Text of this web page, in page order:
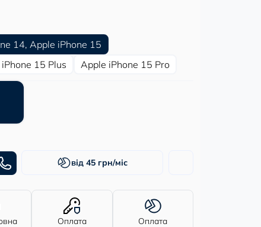
14, Apple iPhone 15
15 Plus
Apple iPhone 15 Pro
від 45 грн/міс
Оплата
Оплата